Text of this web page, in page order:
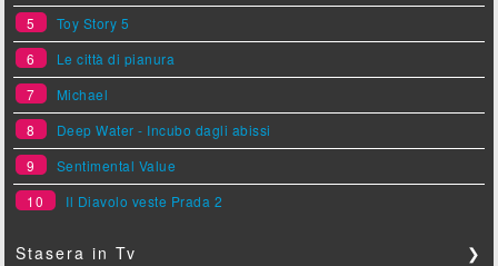
5
Toy Story 5
6
Le città di pianura
7
Michael
8
Deep Water - Incubo dagli abissi
9
Sentimental Value
10
Il Diavolo veste Prada 2
Stasera in Tv ❯